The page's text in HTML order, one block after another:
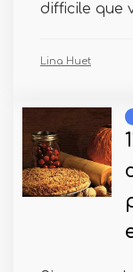
difficile que
Lina Huet